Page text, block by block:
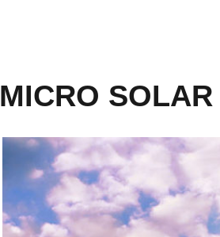
MICRO SOLAR